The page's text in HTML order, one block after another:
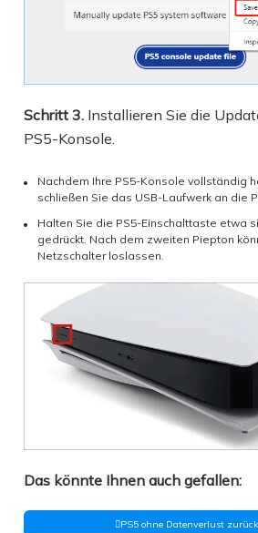
Schritt 3. Installieren Sie die
PS5-Konsole.
Nachdem Ihre PS5-Konsole vollständig
schließen Sie das USB-Laufwerk an die
Halten Sie die PS5-Einschalttaste etwa
gedrückt. Nach dem zweiten Piepton
Netzschalter loslassen.
Das könnte Ihnen auch gefallen:
PS5 ohne Datenverlust